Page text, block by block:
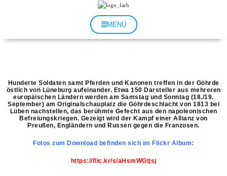
MENÜ
Hunderte Soldaten samt Pferden und Kanonen treffen in der Göhrde
östlich von Lüneburg aufeinander. Etwa 150 Darsteller aus mehreren
europäischen Ländern werden am Samstag und Sonntag (18./19.
September) am Originalschauplatz die Göhrdeschlacht von 1813 bei
Lüben nachstellen, das berühmte Gefecht aus den napoleonischen
Befreiungskriegen. Gezeigt wird der Kampf einer Allianz von
Preußen, Engländern und Russen gegen die Franzosen.
Fotos zum Download befinden sich im Flickr Album:
https://flic.kr/s/aHsmWGtjsj